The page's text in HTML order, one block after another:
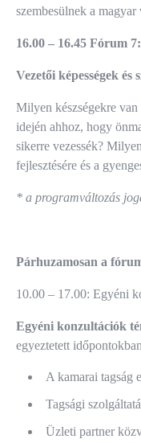
szembesülnek a
16.00 – 16.45 Fórum 7:
Vezetői képességek és
Milyen készségekre
idején ahhoz, hogy
sikerre vezessék?
fejlesztésére és a
* a programváltozás
Párhuzamosan a
10.00 – 17.00: Egyéni
Egyéni konzultációk
egyeztetett
A kamarai tagság
Tagsági
Üzleti partner